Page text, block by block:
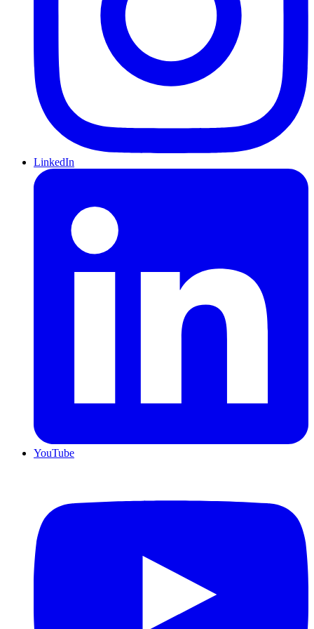
LinkedIn
YouTube